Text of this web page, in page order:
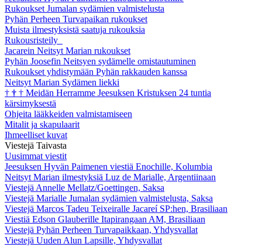
Rukoukset Jumalan sydämien valmistelusta
Pyhän Perheen Turvapaikan rukoukset
Muista ilmestyksistä saatuja rukouksia
Rukousristeily
Jacarein Neitsyt Marian rukoukset
Pyhän Joosefin Neitsyen sydämelle omistautuminen
Rukoukset yhdistymään Pyhän rakkauden kanssa
Neitsyt Marian Sydämen liekki
† † † Meidän Herramme Jeesuksen Kristuksen 24 tuntia
kärsimyksestä
Ohjeita lääkkeiden valmistamiseen
Mitalit ja skapulaarit
Ihmeelliset kuvat
Viestejä Taivasta
Uusimmat viestit
Jeesuksen Hyvän Paimenen viestiä Enochille, Kolumbia
Neitsyt Marian ilmestyksiä Luz de Marialle, Argentiinaan
Viestejä Annelle Mellatz/Goettingen, Saksa
Viestejä Marialle Jumalan sydämien valmistelusta, Saksa
Viestejä Marcos Tadeu Teixeiralle Jacareí SP:hen, Brasiliaan
Viestiä Edson Glauberille Itapirangaan AM, Brasiliaan
Viestejä Pyhän Perheen Turvapaikkaan, Yhdysvallat
Viestejä Uuden Alun Lapsille, Yhdysvallat